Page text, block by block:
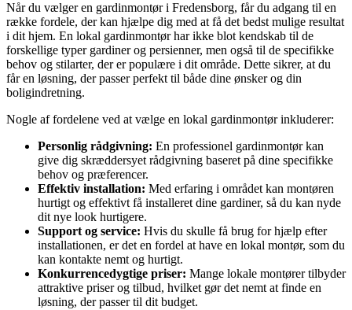
Når du vælger en gardinmontør i Fredensborg, får du adgang til en
række fordele, der kan hjælpe dig med at få det bedst mulige resultat
i dit hjem. En lokal gardinmontør har ikke blot kendskab til de
forskellige typer gardiner og persienner, men også til de specifikke
behov og stilarter, der er populære i dit område. Dette sikrer, at du
får en løsning, der passer perfekt til både dine ønsker og din
boligindretning.
Nogle af fordelene ved at vælge en lokal gardinmontør inkluderer:
Personlig rådgivning: En professionel gardinmontør kan
give dig skræddersyet rådgivning baseret på dine specifikke
behov og præferencer.
Effektiv installation: Med erfaring i området kan montøren
hurtigt og effektivt få installeret dine gardiner, så du kan nyde
dit nye look hurtigere.
Support og service: Hvis du skulle få brug for hjælp efter
installationen, er det en fordel at have en lokal montør, som du
kan kontakte nemt og hurtigt.
Konkurrencedygtige priser: Mange lokale montører tilbyder
attraktive priser og tilbud, hvilket gør det nemt at finde en
løsning, der passer til dit budget.